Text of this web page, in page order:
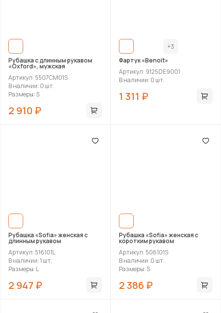
Рубашка с длинным рукавом
«Oxford», мужская
Артикул: 5507CM01S
В наличии: 0 шт.
Размеры: S
2 910 ₽
+3
Фартук «Benoit»
Артикул: 9125DE9001
В наличии: 0 шт.
1 311 ₽
Рубашка «Sofia» женская с
длинным рукавом
Артикул: 516101L
В наличии: 1 шт.
Размеры: L
2 947 ₽
Рубашка «Sofia» женская с
коротким рукавом
Артикул: 506101S
В наличии: 0 шт.
Размеры: S
2 386 ₽